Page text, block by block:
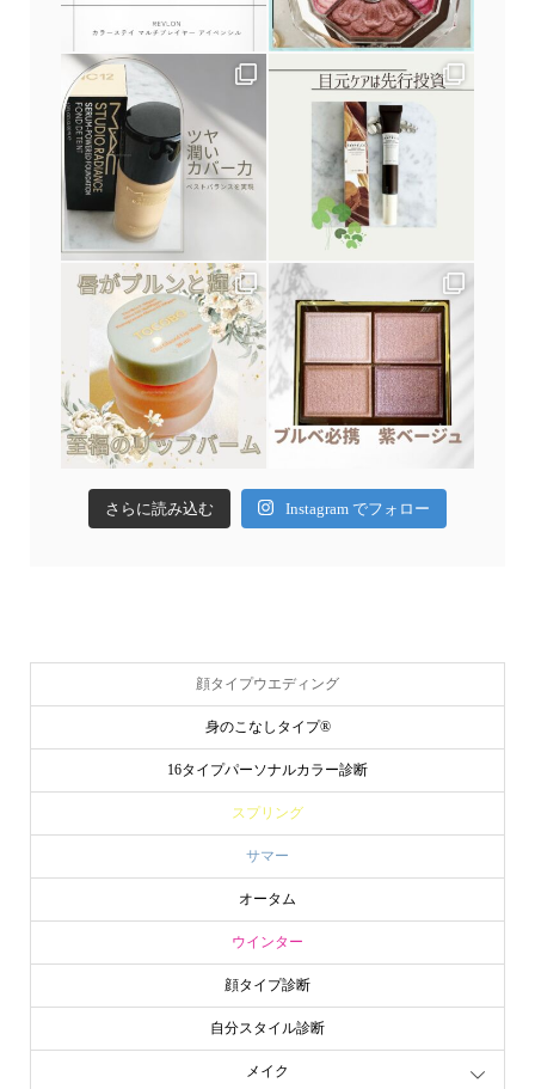
さらに読み込む Instagram でフォロー
顔タイプウエディング
身のこなしタイプ®
16タイプパーソナルカラー診断
スプリング
サマー
オータム
ウインター
顔タイプ診断
自分スタイル診断
メイク